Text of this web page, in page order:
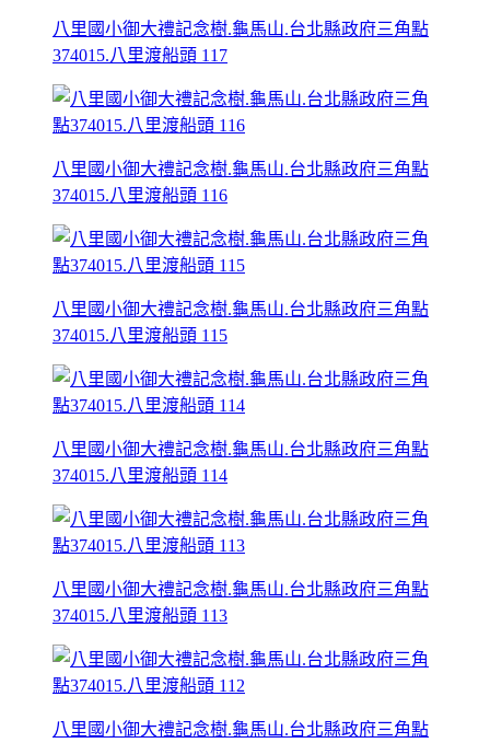
八里國小御大禮記念樹.龜馬山.台北縣政府三角點
374015.八里渡船頭 117
八里國小御大禮記念樹.龜馬山.台北縣政府三角點
374015.八里渡船頭 116
八里國小御大禮記念樹.龜馬山.台北縣政府三角點
374015.八里渡船頭 115
八里國小御大禮記念樹.龜馬山.台北縣政府三角點
374015.八里渡船頭 114
八里國小御大禮記念樹.龜馬山.台北縣政府三角點
374015.八里渡船頭 113
八里國小御大禮記念樹.龜馬山.台北縣政府三角點